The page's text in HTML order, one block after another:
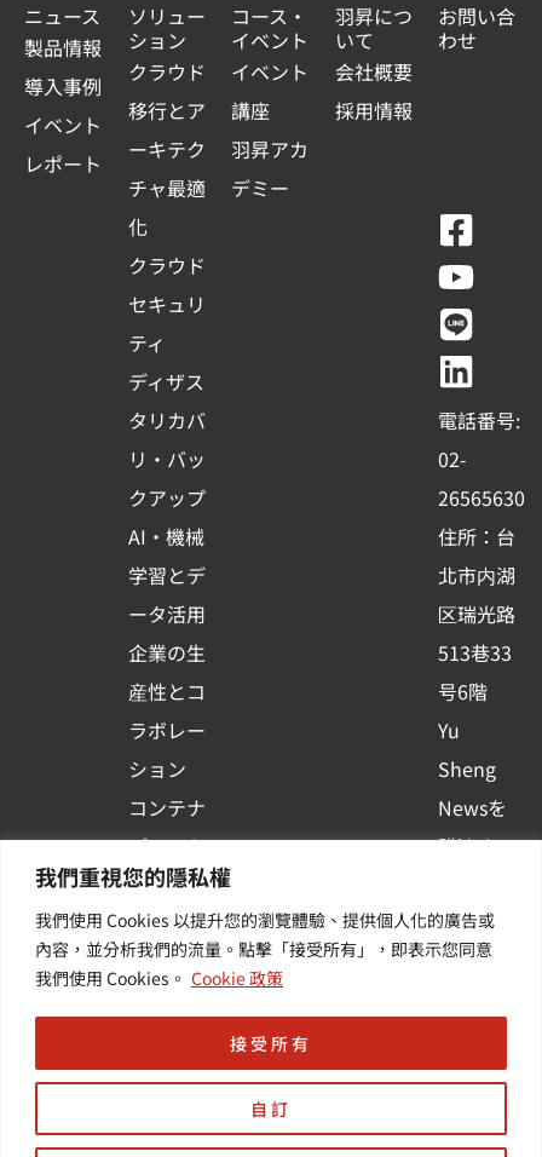
我們重視您的隱私權
我們使用 Cookies 以提升您的瀏覽體驗、提供個人化的廣告或
內容，並分析我們的流量。點擊「接受所有」，即表示您同意
我們使用 Cookies。 Cookie 政策
自訂
接受所有
ニュース
製品情報
導入事例
イベント
レポート
ソリュー
ション
クラウド
移行とア
ーキテク
チャ最適
化
クラウド
セキュリ
ティ
ディザス
タリカバ
リ・バッ
クアップ
AI・機械
学習とデ
ータ活用
企業の生
産性とコ
ラボレー
ション
コンテナ
プラット
フォーム
活用
その他・
コース・
イベント
イベント
講座
羽昇アカ
デミー
羽昇につ
いて
会社概要
採用情報
お問い合
わせ
F
a
c
e
b
o
o
k
-
s
q
u
a
r
e
Y
o
u
t
u
b
e
L
i
n
e
L
i
n
k
e
d
i
n
電話番号:
02-
26565630
住所：台
北市内湖
区瑞光路
513巷33
号6階
Yu
Sheng
Newsを
購読する
イベント
や業界情